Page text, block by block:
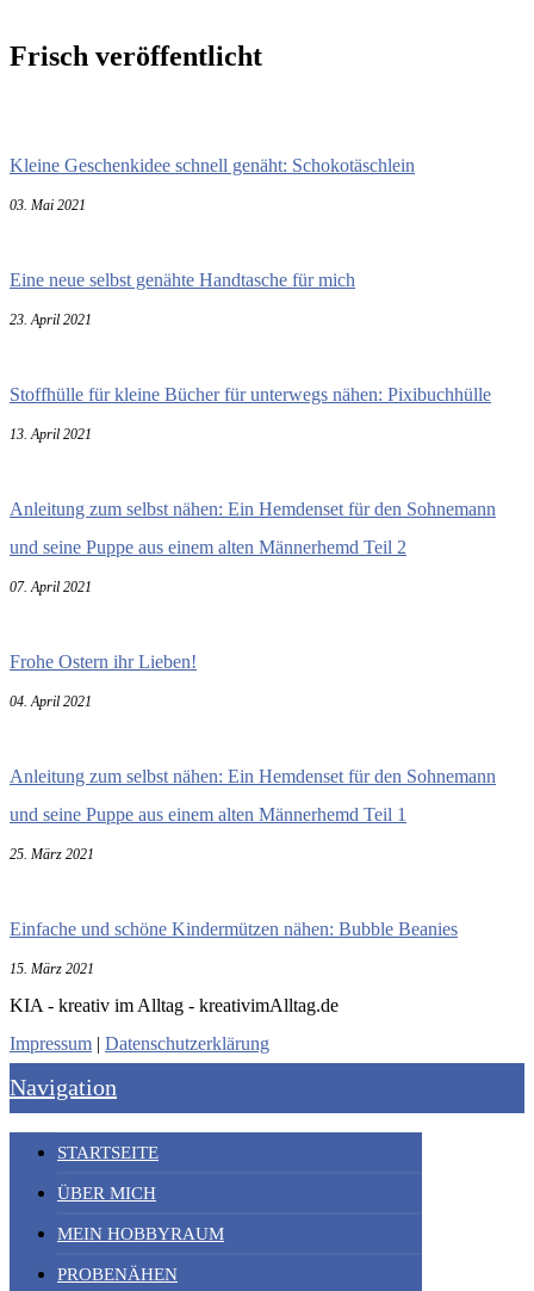
Frisch veröffentlicht
Kleine Geschenkidee schnell genäht: Schokotäschlein
03. Mai 2021
Eine neue selbst genähte Handtasche für mich
23. April 2021
Stoffhülle für kleine Bücher für unterwegs nähen: Pixibuchhülle
13. April 2021
Anleitung zum selbst nähen: Ein Hemdenset für den Sohnemann
und seine Puppe aus einem alten Männerhemd Teil 2
07. April 2021
Frohe Ostern ihr Lieben!
04. April 2021
Anleitung zum selbst nähen: Ein Hemdenset für den Sohnemann
und seine Puppe aus einem alten Männerhemd Teil 1
25. März 2021
Einfache und schöne Kindermützen nähen: Bubble Beanies
15. März 2021
KIA - kreativ im Alltag - kreativimAlltag.de
Impressum | Datenschutzerklärung
Navigation
STARTSEITE
ÜBER MICH
MEIN HOBBYRAUM
PROBENÄHEN